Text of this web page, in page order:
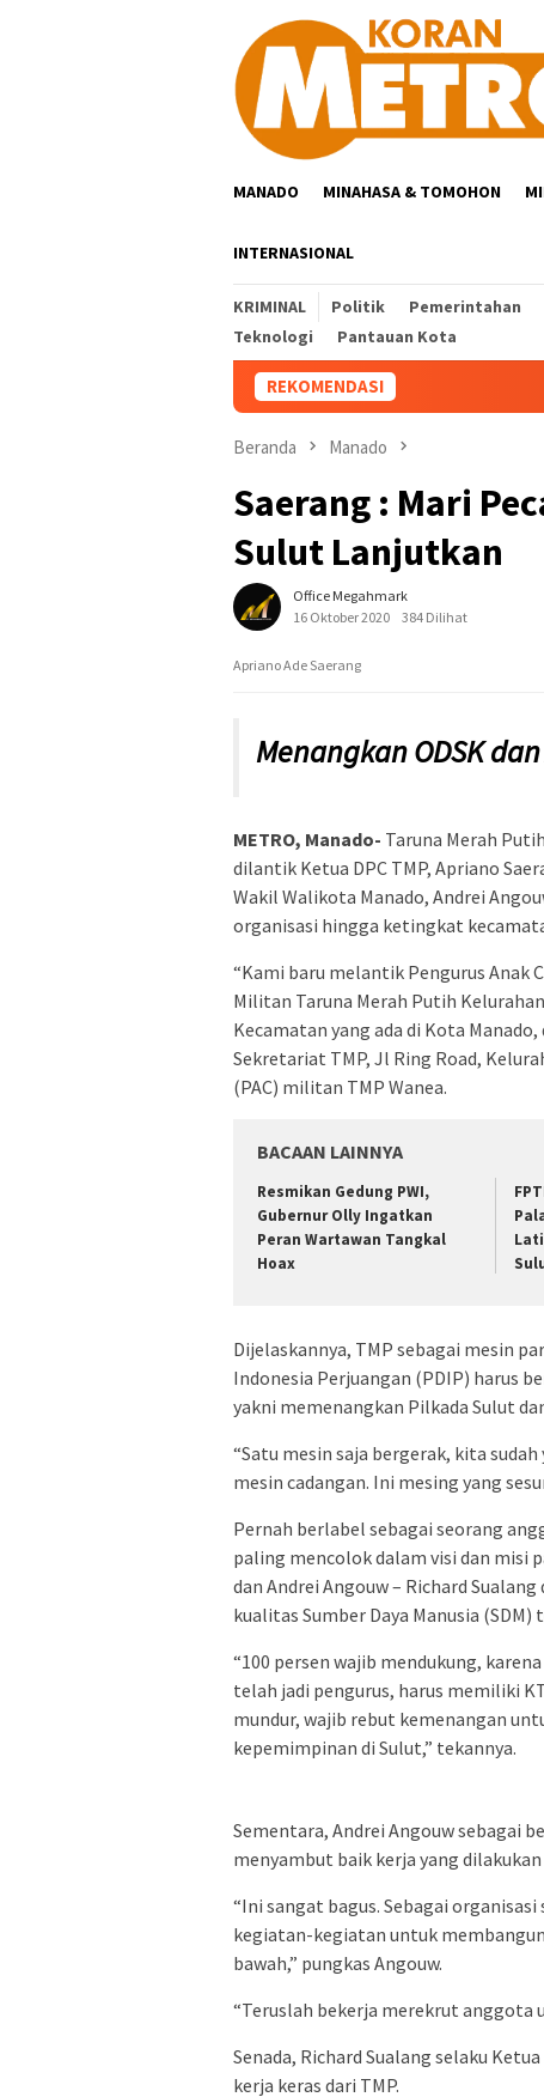
MANADO MINAHASA & TOMOHON
INTERNASIONAL
KRIMINAL Politik Pemerintahan
Teknologi
Pantauan Kota
REKOMENDASI
Beranda Manado
Saerang : Mari
Sulut Lanjutkan
Office Megahmark
16 Oktober 2020
384 Dilihat
Apriano Ade Saerang
Menangkan ODSK dan
METRO, Manado- Taruna Merah
dilantik Ketua DPC TMP, Apriano
Wakil Walikota Manado, Andrei
organisasi hingga ketingkat
“Kami baru melantik Pengurus Anak
Militan Taruna Merah Putih
Kecamatan yang ada di Kota
Sekretariat TMP, Jl Ring Road,
(PAC) militan TMP Wanea.
BACAAN LAINNYA
Resmikan Gedung PWI,
Gubernur Olly Ingatkan
Peran Wartawan Tangkal
Hoax
Dijelaskannya, TMP sebagai mesin
Indonesia Perjuangan (PDIP) harus
yakni memenangkan Pilkada Sulut
“Satu mesin saja bergerak, kita
mesin cadangan. Ini mesing yang
Pernah berlabel sebagai seorang
paling mencolok dalam visi dan misi
dan Andrei Angouw – Richard
kualitas Sumber Daya Manusia
“100 persen wajib mendukung,
telah jadi pengurus, harus memiliki
mundur, wajib rebut kemenangan
kepemimpinan di Sulut,” tekannya.
Sementara, Andrei Angouw sebagai
menyambut baik kerja yang dilakukan
“Ini sangat bagus. Sebagai
kegiatan-kegiatan untuk
bawah,” pungkas Angouw.
“Teruslah bekerja merekrut anggota
Senada, Richard Sualang selaku
kerja keras dari TMP.